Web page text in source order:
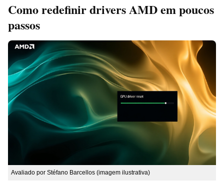
Como redefinir drivers AMD em poucos
passos
Avaliado por Stéfano Barcellos (imagem ilustrativa)